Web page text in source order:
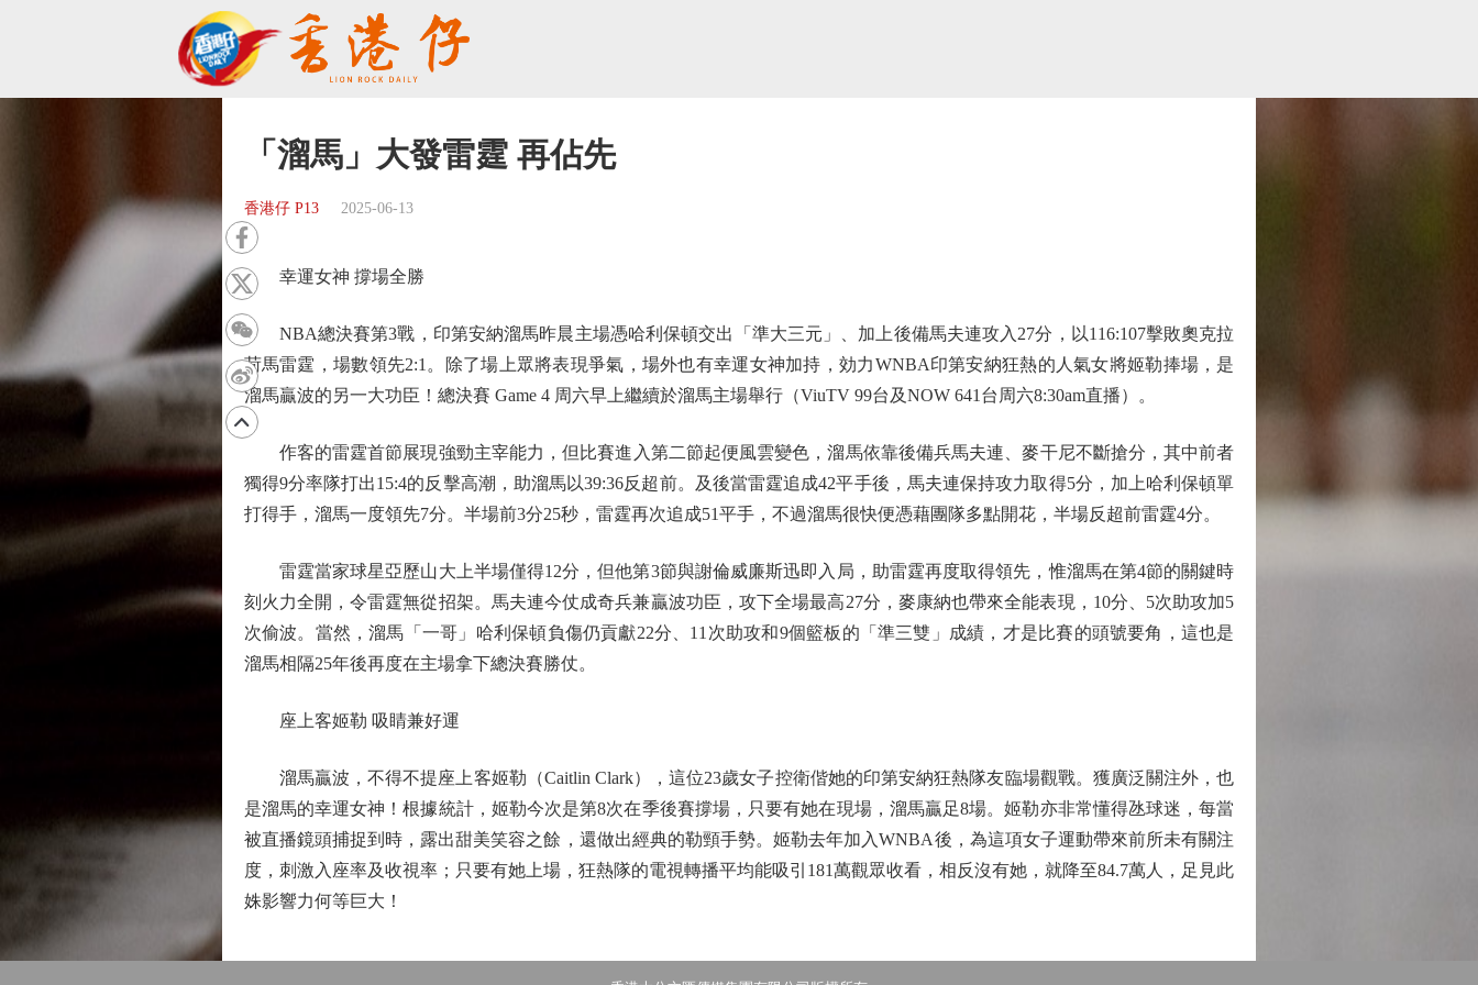
「溜馬」大發雷霆 再佔先
香港仔 P13 2025-06-13
幸運女神 撐場全勝
NBA總決賽第3戰，印第安納溜馬昨晨主場憑哈利保頓交出「準大三元」、加上後備馬夫連攻入27分，以116:107擊敗奧克拉
荷馬雷霆，場數領先2:1。除了場上眾將表現爭氣，場外也有幸運女神加持，効力WNBA印第安納狂熱的人氣女將姬勒捧場，是
溜馬贏波的另一大功臣！總決賽 Game 4 周六早上繼續於溜馬主場舉行（ViuTV 99台及NOW 641台周六8:30am直播）。
作客的雷霆首節展現強勁主宰能力，但比賽進入第二節起便風雲變色，溜馬依靠後備兵馬夫連、麥干尼不斷搶分，其中前者
獨得9分率隊打出15:4的反擊高潮，助溜馬以39:36反超前。及後當雷霆追成42平手後，馬夫連保持攻力取得5分，加上哈利保頓單
打得手，溜馬一度領先7分。半場前3分25秒，雷霆再次追成51平手，不過溜馬很快便憑藉團隊多點開花，半場反超前雷霆4分。
雷霆當家球星亞歷山大上半場僅得12分，但他第3節與謝倫威廉斯迅即入局，助雷霆再度取得領先，惟溜馬在第4節的關鍵時
刻火力全開，令雷霆無從招架。馬夫連今仗成奇兵兼贏波功臣，攻下全場最高27分，麥康納也帶來全能表現，10分、5次助攻加5
次偷波。當然，溜馬「一哥」哈利保頓負傷仍貢獻22分、11次助攻和9個籃板的「準三雙」成績，才是比賽的頭號要角，這也是
溜馬相隔25年後再度在主場拿下總決賽勝仗。
座上客姬勒 吸睛兼好運
溜馬贏波，不得不提座上客姬勒（Caitlin Clark），這位23歲女子控衛偕她的印第安納狂熱隊友臨場觀戰。獲廣泛關注外，也
是溜馬的幸運女神！根據統計，姬勒今次是第8次在季後賽撐場，只要有她在現場，溜馬贏足8場。姬勒亦非常懂得氹球迷，每當
被直播鏡頭捕捉到時，露出甜美笑容之餘，還做出經典的勒頸手勢。姬勒去年加入WNBA後，為這項女子運動帶來前所未有關注
度，刺激入座率及收視率；只要有她上場，狂熱隊的電視轉播平均能吸引181萬觀眾收看，相反沒有她，就降至84.7萬人，足見此
姝影響力何等巨大！